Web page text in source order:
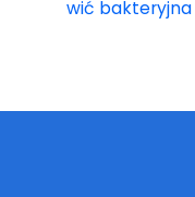
wić bakteryjna